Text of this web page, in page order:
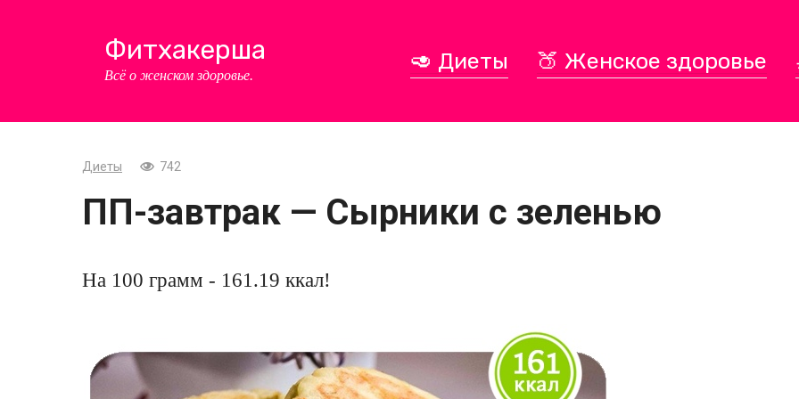
Фитхакерша
Всё о женском здоровье.
🥑 Диеты 🍑 Женское здоровье
Диеты 742
ПП-завтрак — Сырники с зеленью
На 100 грамм - 161.19 ккал!